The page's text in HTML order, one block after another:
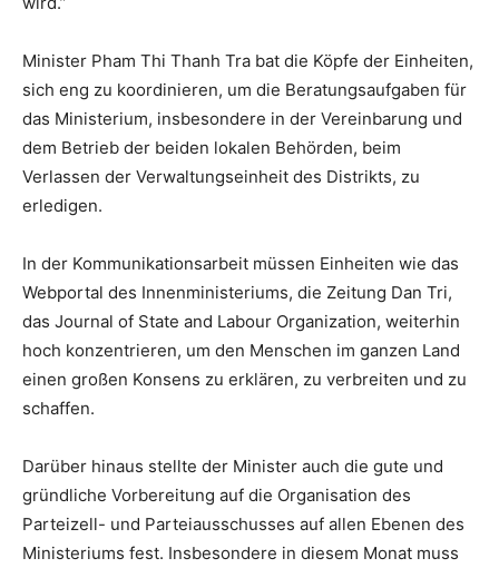
Minister Pham Thi Thanh Tra bat die Köpfe der Einheiten,
sich eng zu koordinieren, um die Beratungsaufgaben für
das Ministerium, insbesondere in der Vereinbarung und
dem Betrieb der beiden lokalen Behörden, beim
Verlassen der Verwaltungseinheit des Distrikts, zu
erledigen.
In der Kommunikationsarbeit müssen Einheiten wie das
Webportal des Innenministeriums, die Zeitung Dan Tri,
das Journal of State and Labour Organization, weiterhin
hoch konzentrieren, um den Menschen im ganzen Land
einen großen Konsens zu erklären, zu verbreiten und zu
schaffen.
Darüber hinaus stellte der Minister auch die gute und
gründliche Vorbereitung auf die Organisation des
Parteizell- und Parteiausschusses auf allen Ebenen des
Ministeriums fest. Insbesondere in diesem Monat muss